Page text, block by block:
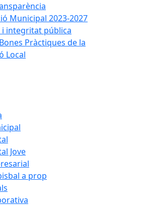
Municipal 2023-2027
i integritat pública
Pràctiques de la
Local
Jove
a prop